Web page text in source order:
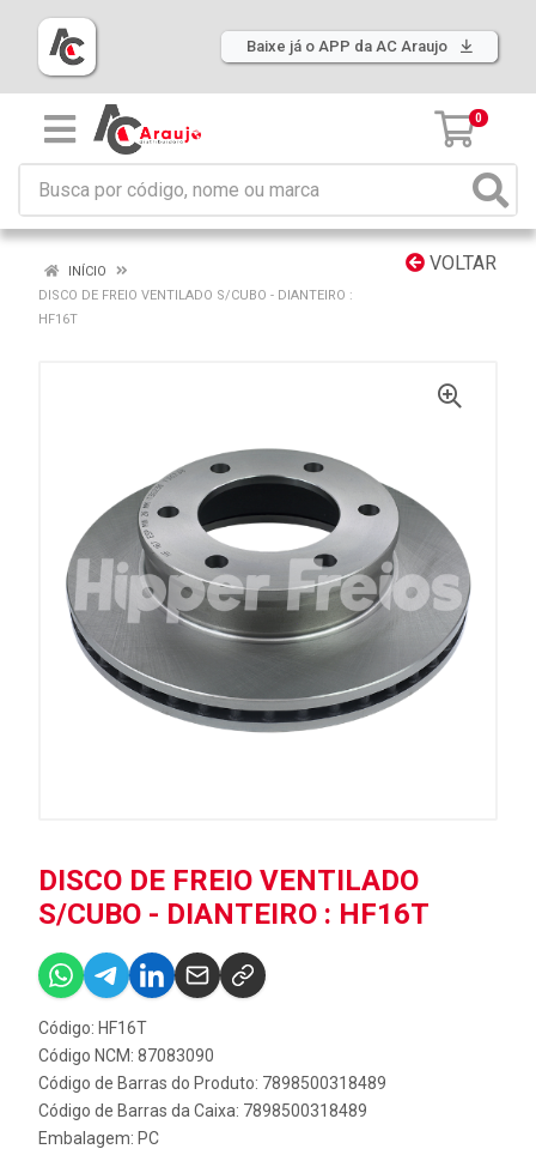
Baixe já o APP da AC Araujo
0
VOLTAR
INÍCIO
DISCO DE FREIO VENTILADO S/CUBO - DIANTEIRO :
HF16T
DISCO DE FREIO VENTILADO
S/CUBO - DIANTEIRO : HF16T
Código: HF16T
Código NCM: 87083090
Código de Barras do Produto: 7898500318489
Código de Barras da Caixa: 7898500318489
Embalagem: PC